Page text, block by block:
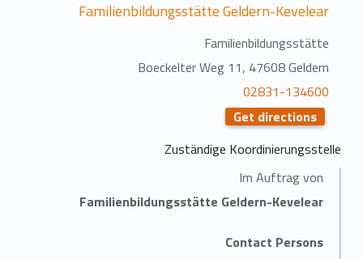
Familienbildungsstätte Geldern-Kevelear
Familienbildungsstätte
Boeckelter Weg 11, 47608 Geldern
02831-134600
Get directions
Zuständige Koordinierungsstelle
Im Auftrag von
Familienbildungsstätte Geldern-Kevelear
Contact Persons